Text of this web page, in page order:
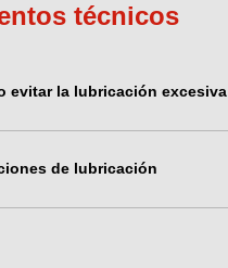
técnicos
evitar la lubricación excesiva
de lubricación